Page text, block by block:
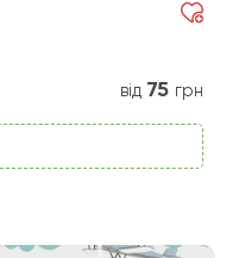
від 75 грн